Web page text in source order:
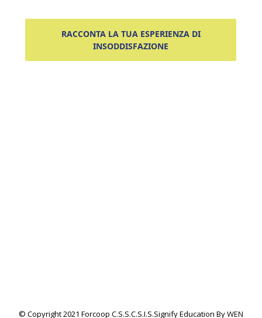
RACCONTA LA TUA ESPERIENZA DI
INSODDISFAZIONE
© Copyright 2021 Forcoop C.s.s.c.s.i.s.Signify Education ByWEN